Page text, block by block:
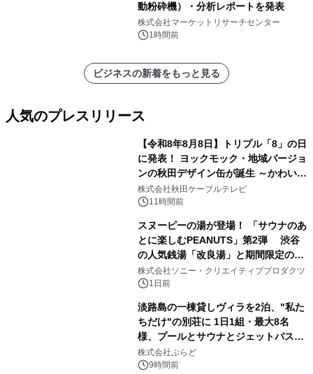
動粉砕機）・分析レポートを発表
株式会社マーケットリサーチセンター
1時間前
ビジネスの新着をもっと見る
人気のプレスリリース
【令和8年8月8日】トリプル「8」の日
に発表！ ヨックモック・地域バージョ
ンの秋田デザイン缶が誕生 ～かわいい
秋田犬の子犬と秋田の四季と名所を巡
るパッケージ～ 9月1日(火)秋田県内で
株式会社秋田ケーブルテレビ
11時間前
スヌーピーの湯が登場！ 「サウナのあ
とに楽しむPEANUTS」第2弾 渋谷
の人気銭湯「改良湯」と期間限定のコ
ラボレーション サウナイキタイコラ
ボグッズも発売決定！
株式会社ソニー・クリエイティブプロダクツ
1日前
淡路島の一棟貸しヴィラを2泊、"私た
ちだけ"の別荘に 1日1組・最大8名
様、プールとサウナとジェットバス付
きで Villa Mon Temps AWAJIの連泊
素泊りプラン
株式会社ぷらど
9時間前